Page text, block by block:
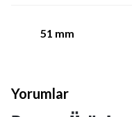
51 mm
Yorumlar